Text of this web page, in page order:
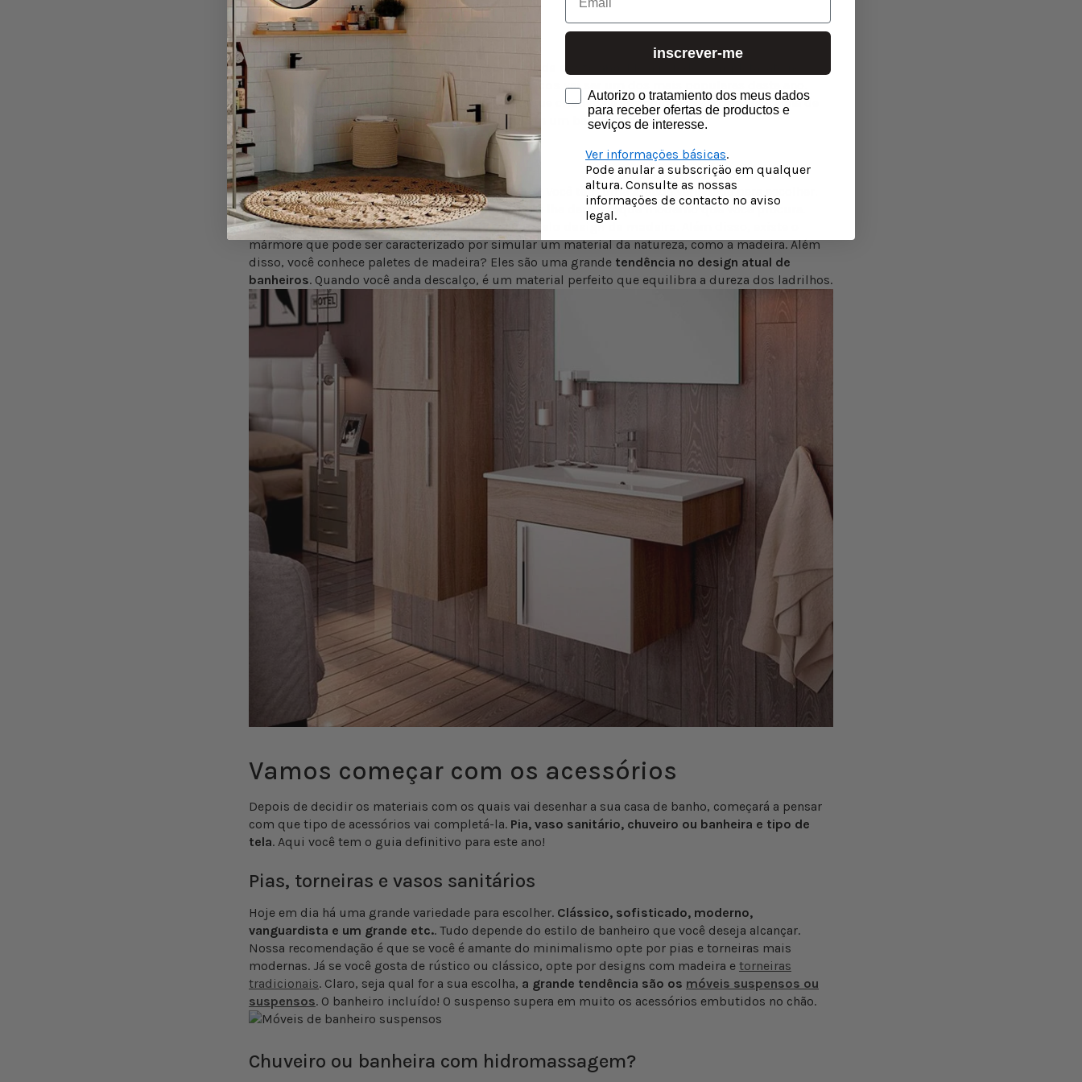
blocos com padrões criativos
Sem dúvida, os
chuveiro! Mas o azulejo com
desenhos geométricos
vai ser um dos mais populares deste ano.
Estampado ou liso, você escolhe! Mas, dê um toque criativo na sua colocação. O que você acha de
formar um pico? O efeito trançado ficará ótimo em um banheiro moderno.
E o chão?
E qual o melhor material para o piso do banheiro? Você tem uma grande variedade para escolher.
Garantimos que qualquer um deles será perfeito e lhe dará o toque moderno que você procura.
Ladrilhos quadrados grandes, mármore ou um belo design de madeira
mármore que pode ser caracterizado por simular um material da natureza, como a madeira. Além
disso, você conhece paletes de madeira? Eles são uma grande tendência no design atual de
banheiros. Quando você anda descalço, é um material perfeito que equilibra a dureza dos ladrilhos.
Vamos começar com os acessórios
Depois de decidir os materiais com os quais vai desenhar a sua casa de banho, começará a pensar
com que tipo de acessórios vai completá-la. Pia, vaso sanitário, chuveiro ou banheira e tipo de
tela. Aqui você tem o guia definitivo para este ano!
Pias, torneiras e vasos sanitários
Hoje em dia há uma grande variedade para escolher. Clássico, sofisticado, moderno,
vanguardista e um grande etc.. Tudo depende do estilo de banheiro que você deseja alcançar.
Nossa recomendação é que se você é amante do minimalismo opte por pias e torneiras mais
modernas. Já se você gosta de rústico ou clássico, opte por designs com madeira e torneiras
tradicionais. Claro, seja qual for a sua escolha, a grande tendência são os móveis suspensos ou
suspensos. O banheiro incluído! O suspenso supera em muito os acessórios embutidos no chão.
Chuveiro ou banheira com hidromassagem?
inscrever-me
consentimiento newsletter portugal
Autorizo o tratamiento dos meus dados
para receber ofertas de productos e
seviços de interesse.
Ver informaçöes básicas.
Pode anular a subscriçäo em qualquer
altura. Consulte as nossas
informaçöes de contacto no aviso
legal.